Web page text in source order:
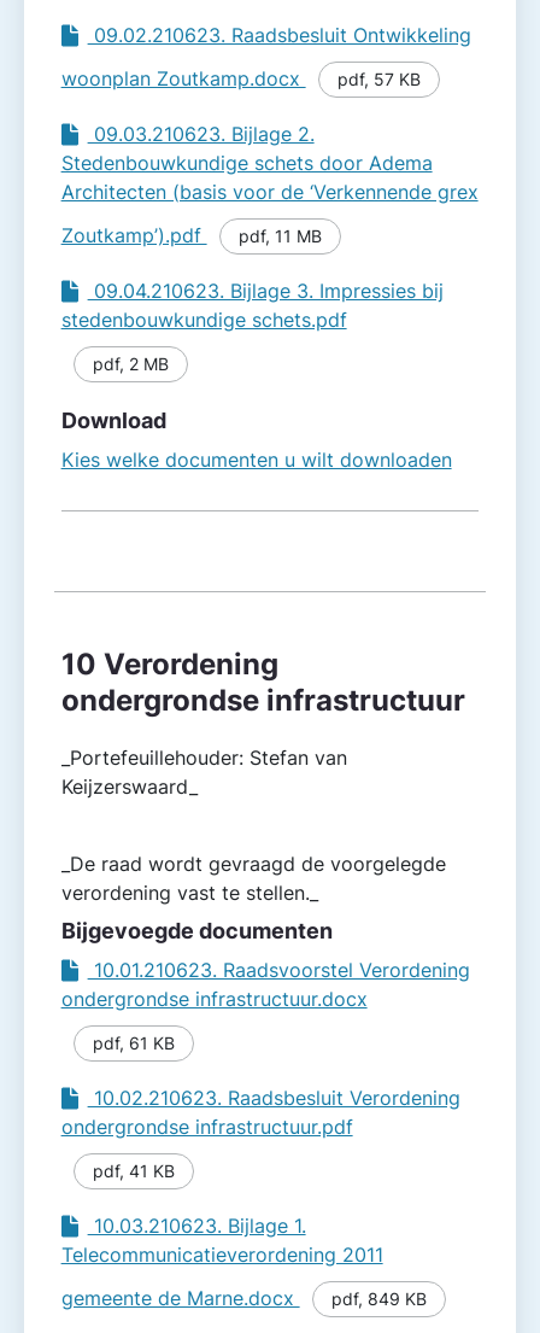
09.02.210623. Raadsbesluit Ontwikkeling
woonplan Zoutkamp.docx
pdf, 57 KB
09.03.210623. Bijlage 2.
Stedenbouwkundige schets door Adema
Architecten (basis voor de ‘Verkennende grex
Zoutkamp’).pdf
pdf, 11 MB
09.04.210623. Bijlage 3. Impressies bij
stedenbouwkundige schets.pdf
pdf, 2 MB
Download
Kies welke documenten u wilt downloaden
10 Verordening
ondergrondse infrastructuur
_Portefeuillehouder: Stefan van
Keijzerswaard_
_De raad wordt gevraagd de voorgelegde
verordening vast te stellen._
Bijgevoegde documenten
10.01.210623. Raadsvoorstel Verordening
ondergrondse infrastructuur.docx
pdf, 61 KB
10.02.210623. Raadsbesluit Verordening
ondergrondse infrastructuur.pdf
pdf, 41 KB
10.03.210623. Bijlage 1.
Telecommunicatieverordening 2011
gemeente de Marne.docx
pdf, 849 KB